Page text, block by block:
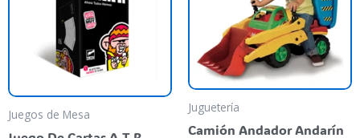
Juegos de Mesa Juguetería
Camión Andador Andarín